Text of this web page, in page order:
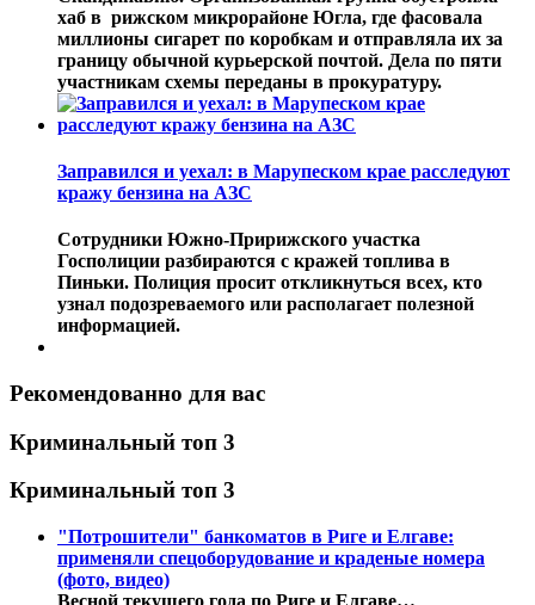
хаб в рижском микрорайоне Югла, где фасовала
миллионы сигарет по коробкам и отправляла их за
границу обычной курьерской почтой. Дела по пяти
участникам схемы переданы в прокуратуру.
Заправился и уехал: в Марупеском крае расследуют
кражу бензина на АЗС
Сотрудники Южно-Пририжского участка
Госполиции разбираются с кражей топлива в
Пиньки. Полиция просит откликнуться всех, кто
узнал подозреваемого или располагает полезной
информацией.
Рекомендованно для вас
Криминальный топ 3
Криминальный топ 3
"Потрошители" банкоматов в Риге и Елгаве:
применяли спецоборудование и краденые номера
(фото, видео)
Весной текущего года по Риге и Елгаве…